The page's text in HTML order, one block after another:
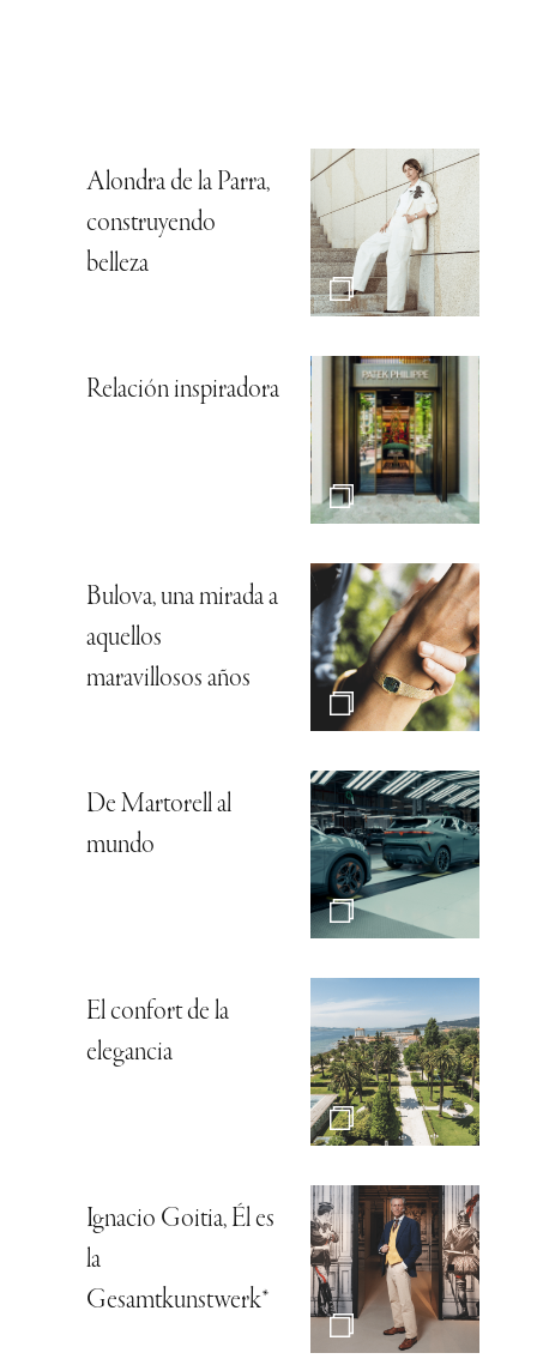
Alondra de la Parra,
construyendo
belleza
Relación inspiradora
Bulova, una mirada a
aquellos
maravillosos años
De Martorell al
mundo
El confort de la
elegancia
Ignacio Goitia, Él es
la
Gesamtkunstwerk*